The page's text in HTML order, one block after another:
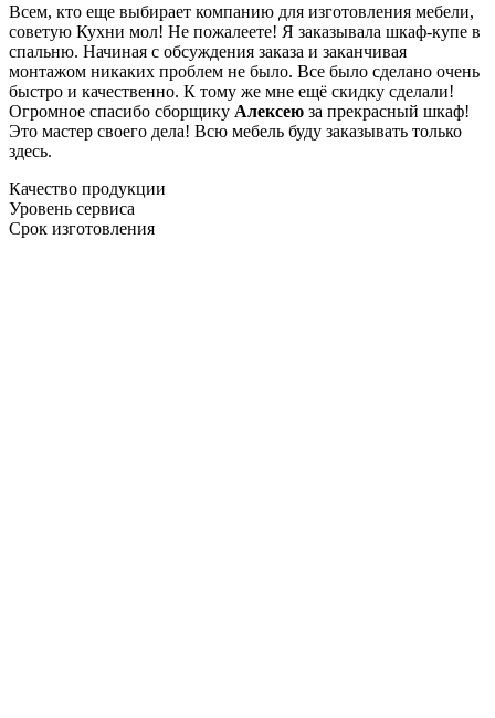
Всем, кто еще выбирает компанию для изготовления мебели,
советую Кухни мол! Не пожалеете! Я заказывала шкаф-купе в
спальню. Начиная с обсуждения заказа и заканчивая
монтажом никаких проблем не было. Все было сделано очень
быстро и качественно. К тому же мне ещё скидку сделали!
Огромное спасибо сборщику Алексею за прекрасный шкаф!
Это мастер своего дела! Всю мебель буду заказывать только
здесь.
Качество продукции
Уровень сервиса
Срок изготовления